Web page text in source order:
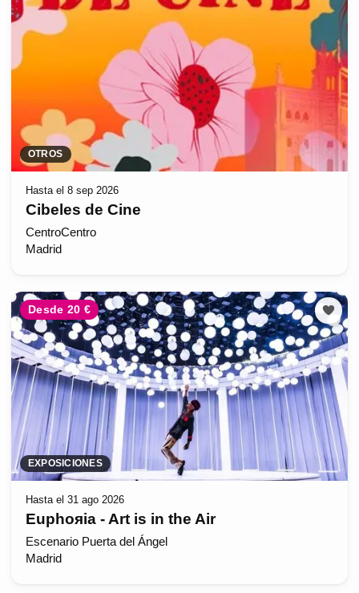
OTROS
Hasta el 8 sep 2026
Cibeles de Cine
CentroCentro
Madrid
Desde 20 €
EXPOSICIONES
Hasta el 31 ago 2026
Euphoяia - Art is in the Air
Escenario Puerta del Ángel
Madrid